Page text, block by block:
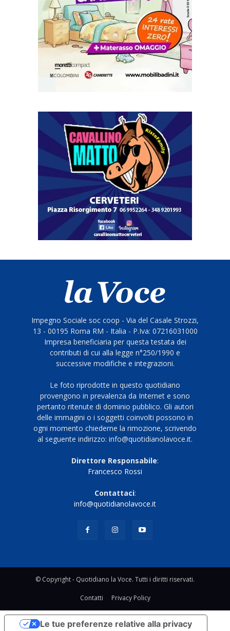
Impegno Sociale soc coop - Via del Casale Strozzi,
13 - 00195 Roma RM - Italia - P.Iva: 07216031000
Impresa beneficiaria per questa testata dei
contributi di cui alla legge n°250/1990 e
successive modifiche e integrazioni.
Le foto riprodotte in questo quotidiano
provengono in prevalenza da Internet e sono
pertanto ritenute di dominio pubblico. Gli autori
delle immagini o i soggetti coinvolti possono in
ogni momento chiederne la rimozione, scrivendo
al seguente indirizzo: info@quotidianolavoce.it.
Direttore Responsabile:
Francesco Rossi
Contattaci:
info@quotidianolavoce.it
© Copyright - Quotidiano la Voce. Tutti i diritti riservati.
Contatti Privacy Policy
Le tue preferenze relative alla privacy